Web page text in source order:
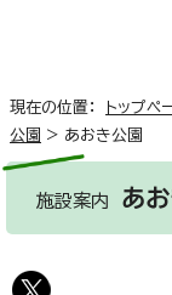
現在の位置： トップペ
公園 > あおき公園
施設案内 あ